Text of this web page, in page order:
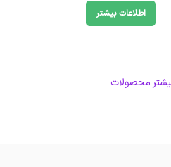
اطلاعات بیشتر
محصولات